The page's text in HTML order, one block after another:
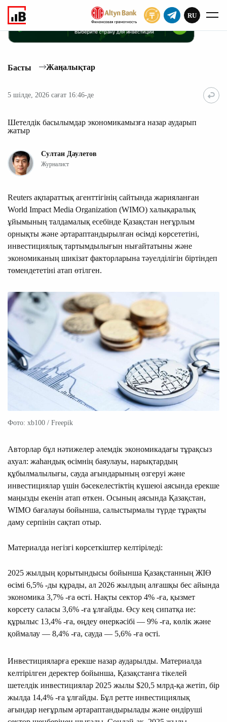
ЖАЗЫЛУ
RU
Басты Жаңалықтар
5 шілде, 2026 сағат 16:46-де
Шетелдік басылымдар экономикамызға назар аударып
жатыр
Султан Даулетов
Журналист
Reuters ақпараттық агенттігінің сайтында жарияланған
World Impact Media Organization (WIMO) халықаралық
ұйымының талдамалық есебінде Қазақстан неғұрлым
орнықты және әртараптандырылған өсімді көрсететіні,
инвестициялық тартымдылығын нығайтатыны және
экономиканың шикізат факторларына тәуелділігін біртіндеп
төмендететіні атап өтілген.
Фото: xb100 / Freepik
Авторлар бұл нәтижелер әлемдік экономикадағы тұрақсыз
ахуал: жаһандық өсімнің баяулауы, нарықтардың
құбылмалылығы, сауда ағындарының өзгеруі және
инвестициялар үшін бәсекелестіктің күшеюі аясында ерекше
маңызды екенін атап өткен. Осының аясында Қазақстан,
WIMO бағалауы бойынша, салыстырмалы түрде тұрақты
даму серпінін сақтап отыр.
Материалда негізгі көрсеткіштер келтіріледі:
2025 жылдың қорытындысы бойынша Қазақстанның ЖІӨ
өсімі 6,5% -ды құрады, ал 2026 жылдың алғашқы бес айында
экономика 3,7% -ға өсті. Нақты сектор 4% -ға, қызмет
көрсету саласы 3,6% -ға ұлғайды. Өсу кең сипатқа ие:
құрылыс 13,4% -ға, өңдеу өнеркәсібі — 9% -ға, көлік және
қоймалау — 8,4% -ға, сауда — 5,6% -ға өсті.
Инвестицияларға ерекше назар аударылды. Материалда
келтірілген деректер бойынша, Қазақстанға тікелей
шетелдік инвестициялар 2025 жылы $20,5 млрд-қа жетіп, бір
жылда 14,4% -ға ұлғайды. Бұл ретте инвестициялық
ағындар неғұрлым әртараптандырылады және өндіруші